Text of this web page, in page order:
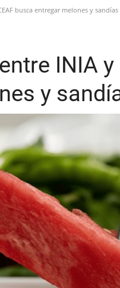
busca entregar melones y
INIA y
y